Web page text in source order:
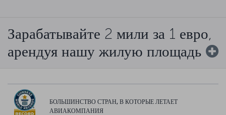
Зарабатывайте 2 мили за 1 евро,
арендуя нашу жилую площадь
БОЛЬШИНСТВО СТРАН, В КОТОРЫЕ ЛЕТАЕТ
АВИАКОМПАНИЯ